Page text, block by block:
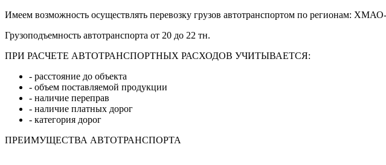
Имеем возможность осуществлять перевозку грузов автотранспортом по регионам:
Грузоподъемность автотранспорта от 20 до 22 тн.
ПРИ РАСЧЕТЕ АВТОТРАНСПОРТНЫХ РАСХОДОВ УЧИТЫВАЕТСЯ:
- расстояние до объекта
- объем поставляемой продукции
- наличие переправ
- наличие платных дорог
- категория дорог
ПРЕИМУЩЕСТВА АВТОТРАНСПОРТА